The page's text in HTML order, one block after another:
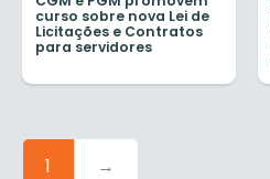
curso sobre nova Lei de
Licitações e Contratos
para servidores
1 →